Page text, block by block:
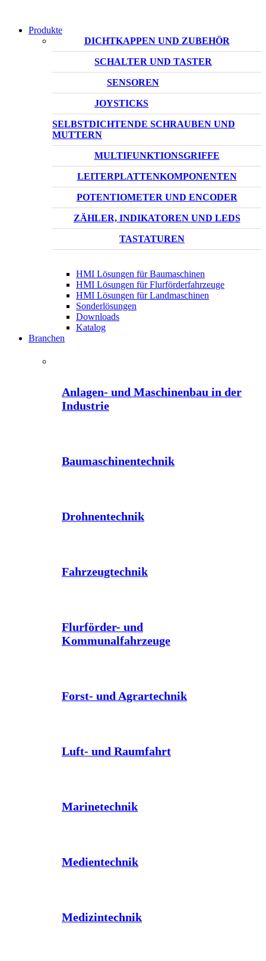
Produkte
DICHTKAPPEN UND ZUBEHÖR
SCHALTER UND TASTER
SENSOREN
JOYSTICKS
SELBSTDICHTENDE SCHRAUBEN UND
MUTTERN
MULTIFUNKTIONSGRIFFE
LEITERPLATTENKOMPONENTEN
POTENTIOMETER UND ENCODER
ZÄHLER, INDIKATOREN UND LEDS
TASTATUREN
HMI Lösungen für Baumaschinen
HMI Lösungen für Flurförderfahrzeuge
HMI Lösungen für Landmaschinen
Sonderlösungen
Downloads
Katalog
Branchen
Anlagen- und Maschinenbau in der
Industrie
Baumaschinentechnik
Drohnentechnik
Fahrzeugtechnik
Flurförder- und
Kommunalfahrzeuge
Forst- und Agrartechnik
Luft- und Raumfahrt
Marinetechnik
Medientechnik
Medizintechnik